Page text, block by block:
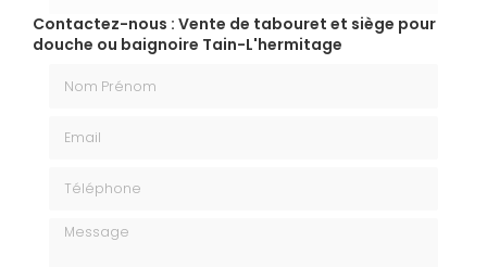
Contactez-nous : Vente de tabouret et siège pour
douche ou baignoire Tain-L'hermitage
Message